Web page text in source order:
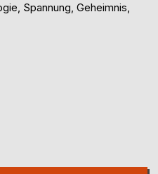
Spannung, Geheimnis,